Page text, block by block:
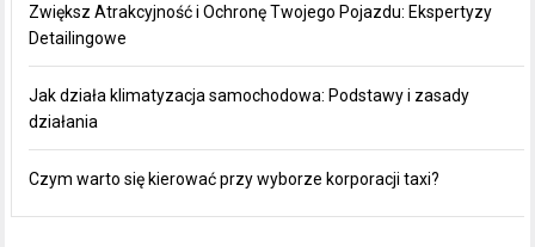
Zwiększ Atrakcyjność i Ochronę Twojego Pojazdu: Ekspertyzy
Detailingowe
Jak działa klimatyzacja samochodowa: Podstawy i zasady
działania
Czym warto się kierować przy wyborze korporacji taxi?